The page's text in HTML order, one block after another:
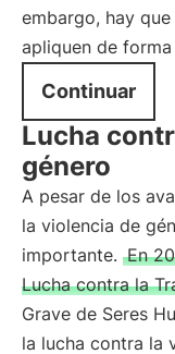
embargo, hay
apliquen de
Continuar
Lucha
género
A pesar de los
la violencia de
importante. En
Lucha contra la
Grave de Seres
la lucha contra la